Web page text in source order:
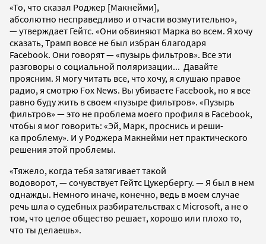
«То, что сказал Роджер [Макнейми],
абсолютно несправедливо и отчасти возмутительно»,
— утверждает Гейтс. «Они обвиняют Марка во всем. Я хочу
сказать, Трамп вовсе не был избран благодаря
Facebook. Они говорят — «пузырь фильтров». Все эти
разговоры о социальной поляризации... Давайте
проясним. Я могу читать все, что хочу, я слушаю правое
радио, я смотрю Fox News. Вы убиваете Facebook, но я все
равно буду жить в своем «пузыре фильтров». «Пузырь
фильтров» — это не проблема моего профиля в Facebook,
чтобы я мог говорить: «Эй, Марк, проснись и реши-
ка проблему». И у Роджера Макнейми нет практического
решения этой проблемы.
«Тяжело, когда тебя затягивает такой
водоворот, — сочувствует Гейтс Цукербергу. — Я был в нем
однажды. Немного иначе, конечно, ведь в моем случае
речь шла о судебных разбирательствах с Microsoft, а не о
том, что целое общество решает, хорошо или плохо то,
что ты делаешь».